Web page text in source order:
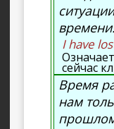
времени.
I have
сейчас
Время
нам